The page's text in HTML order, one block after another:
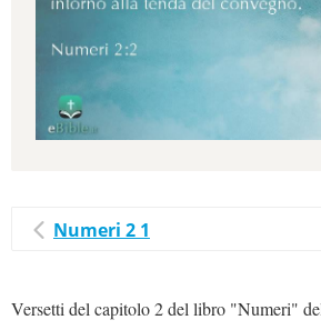
Numeri 2 1
Versetti del capitolo 2 del libro "Numeri"